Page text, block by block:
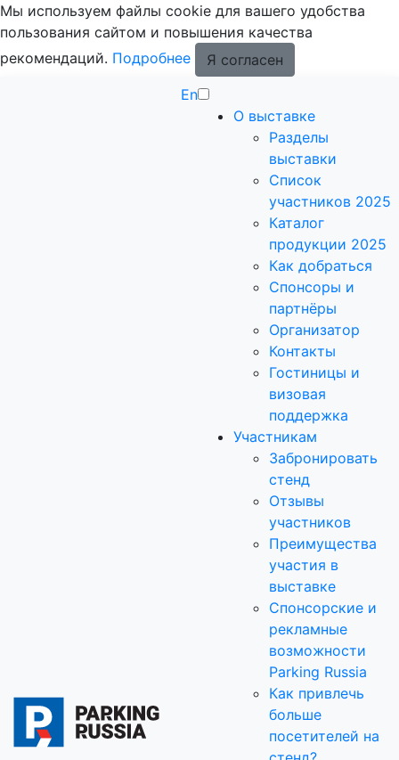
Мы используем файлы cookie для вашего удобства
пользования сайтом и повышения качества
рекомендаций. Подробнее
Я согласен
En
О выставке
Разделы
выставки
Список
участников 2025
Каталог
продукции 2025
Как добраться
Спонсоры и
партнёры
Организатор
Контакты
Гостиницы и
визовая
поддержка
Участникам
Забронировать
стенд
Отзывы
участников
Преимущества
участия в
выставке
Спонсорские и
рекламные
возможности
Parking Russia
Как привлечь
больше
посетителей на